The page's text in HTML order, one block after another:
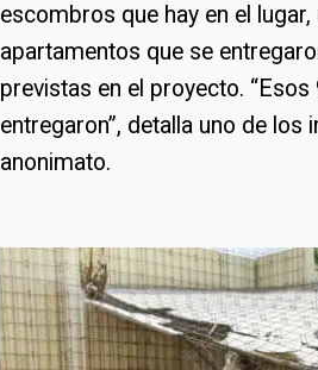
escombros que hay en el
apartamentos que se
previstas en el proyecto.
entregaron”, detalla uno de
anonimato.